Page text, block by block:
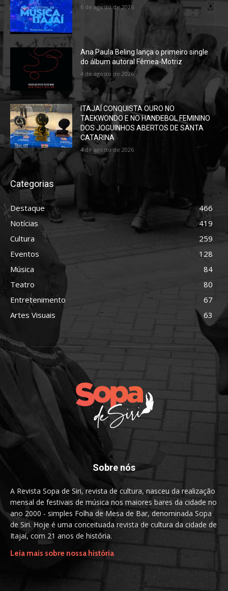
6 de agosto de 2026
Ana Paula Beling lança o primeiro single
do álbum autoral Fêmea-Motriz
4 de agosto de 2026
ITAJAÍ CONQUISTA OURO NO
TAEKWONDO E NO HANDEBOL FEMININO
DOS JOGUINHOS ABERTOS DE SANTA
CATARINA
4 de agosto de 2026
Categorias
Destaque
466
Notícias
419
Cultura
259
Eventos
128
Música
84
Teatro
80
Entretenimento
67
Artes Visuais
63
Sobre nós
A Revista Sopa de Siri, revista de cultura, nasceu da realização
mensal de festivais de música nos maiores bares da cidade no
ano 2000 - simples Folha de Mesa de Bar, denominada Sopa
de Siri. Hoje é uma conceituada revista de cultura da cidade de
Itajaí, com 21 anos de história.
Leia mais sobre nossa história